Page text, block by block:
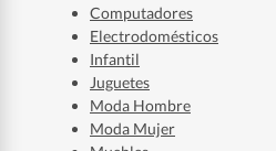
Computadores
Electrodomésticos
Infantil
Juguetes
Moda Hombre
Moda Mujer